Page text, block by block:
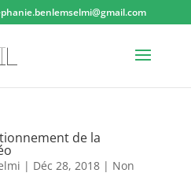
de la
| Déc 28, 2018| Non